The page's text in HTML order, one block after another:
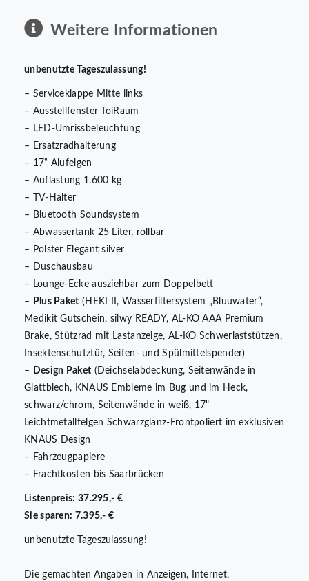
Weitere Informationen
unbenutzte Tageszulassung!
– Serviceklappe Mitte links
– Ausstellfenster ToiRaum
– LED-Umrissbeleuchtung
– Ersatzradhalterung
– 17“ Alufelgen
– Auflastung 1.600 kg
– TV-Halter
– Bluetooth Soundsystem
– Abwassertank 25 Liter, rollbar
– Polster Elegant silver
– Duschausbau
– Lounge-Ecke ausziehbar zum Doppelbett
–
Plus Paket (HEKI II, Wasserfiltersystem „Bluuwater“,
Medikit Gutschein, silwy READY, AL-KO AAA Premium
Brake, Stützrad mit Lastanzeige, AL-KO Schwerlaststützen,
Insektenschutztür, Seifen- und Spülmittelspender)
–
Design Paket (Deichselabdeckung, Seitenwände in
Glattblech, KNAUS Embleme im Bug und im Heck,
schwarz/chrom, Seitenwände in weiß, 17"
Leichtmetallfelgen Schwarzglanz-Frontpoliert im exklusiven
KNAUS Design
– Fahrzeugpapiere
– Frachtkosten bis Saarbrücken
Listenpreis: 37.295,- €
Sie sparen: 7.395,- €
unbenutzte Tageszulassung!
Die gemachten Angaben in Anzeigen, Internet,